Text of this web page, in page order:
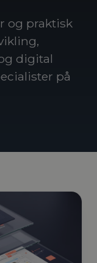
og praktisk
digital
på